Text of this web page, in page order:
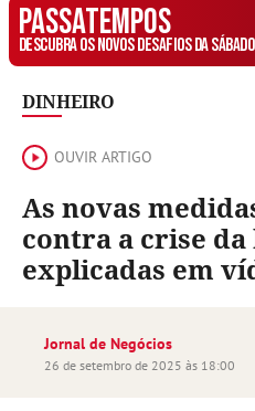
PASSATEMPOS
DESCUBRA OS NOVOS DESAFIOS DA SÁBADO
DINHEIRO
OUVIR ARTIGO
As novas
contra a crise
explicadas em
Jornal de Negócios
26 de setembro de 2025 às 18:00